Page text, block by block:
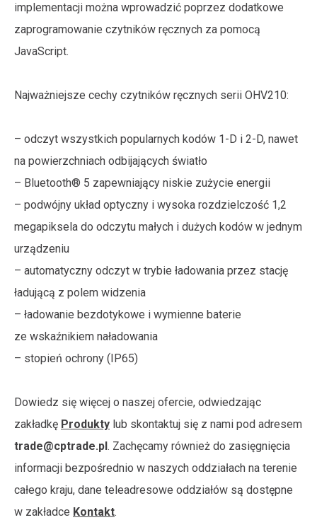
implementacji można wprowadzić poprzez dodatkowe
zaprogramowanie czytników ręcznych za pomocą
JavaScript.
Najważniejsze cechy czytników ręcznych serii OHV210:
– odczyt wszystkich popularnych kodów 1-D i 2-D, nawet
na powierzchniach odbijających światło
– Bluetooth® 5 zapewniający niskie zużycie energii
– podwójny układ optyczny i wysoka rozdzielczość 1,2
megapiksela do odczytu małych i dużych kodów w jednym
urządzeniu
– automatyczny odczyt w trybie ładowania przez stację
ładującą z polem widzenia
– ładowanie bezdotykowe i wymienne baterie
ze wskaźnikiem naładowania
– stopień ochrony (IP65)
Dowiedz się więcej o naszej ofercie, odwiedzając
zakładkę Produkty lub skontaktuj się z nami pod adresem
trade@cptrade.pl. Zachęcamy również do zasięgnięcia
informacji bezpośrednio w naszych oddziałach na terenie
całego kraju, dane teleadresowe oddziałów są dostępne
w zakładce Kontakt.